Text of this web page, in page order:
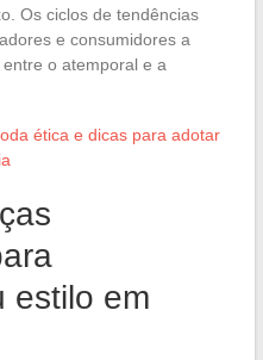
Os ciclos de tendências
e consumidores a
o atemporal e a
ética e dicas para adotar
estilo em